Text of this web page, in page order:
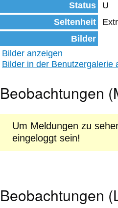
Status
U
Seltenheit
Bilder
Bilder anzeigen
Bilder in der Benutzergalerie
Beobachtungen
Um Meldungen zu
eingeloggt sein!
Beobachtungen